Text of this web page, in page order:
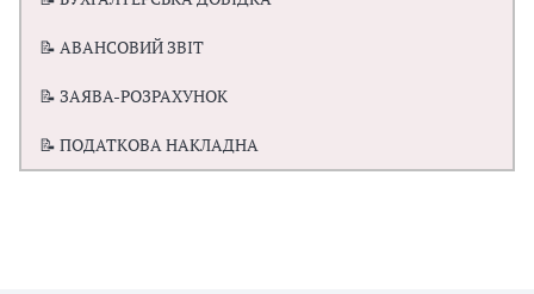
📝 АВАНСОВИЙ ЗВІТ
📝 ЗАЯВА-РОЗРАХУНОК
📝 ПОДАТКОВА НАКЛАДНА